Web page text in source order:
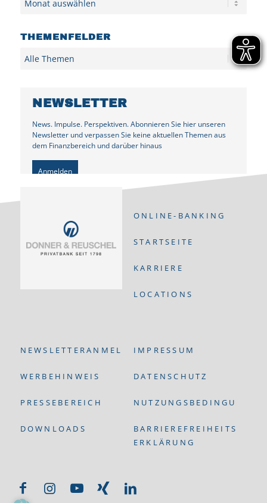
THEMENFELDER
NEWSLETTER
News. Impulse. Perspektiven. Abonnieren Sie hier unseren
Newsletter und verpassen Sie keine aktuellen Themen aus
dem Finanzbereich und darüber hinaus
Anmelden
ONLINE-BANKING
STARTSEITE
KARRIERE
LOCATIONS
NEWSLETTERANMELDUNG
WERBEHINWEIS
PRESSEBEREICH
DOWNLOADS
IMPRESSUM
DATENSCHUTZ
NUTZUNGSBEDINGUNGEN
BARRIEREFREIHEITS-
ERKLÄRUNG